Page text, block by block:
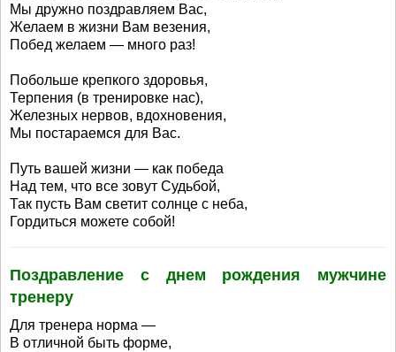
Мы дружно поздравляем Вас,
Желаем в жизни Вам везения,
Побед желаем — много раз!
Побольше крепкого здоровья,
Терпения (в тренировке нас),
Железных нервов, вдохновения,
Мы постараемся для Вас.
Путь вашей жизни — как победа
Над тем, что все зовут Судьбой,
Так пусть Вам светит солнце с неба,
Гордиться можете собой!
Поздравление с днем рождения мужчине
тренеру
Для тренера норма —
В отличной быть форме,